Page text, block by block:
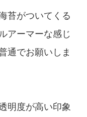
苔がついてくる
アーマーな感じ
通でお願いしま
明度が高い印象